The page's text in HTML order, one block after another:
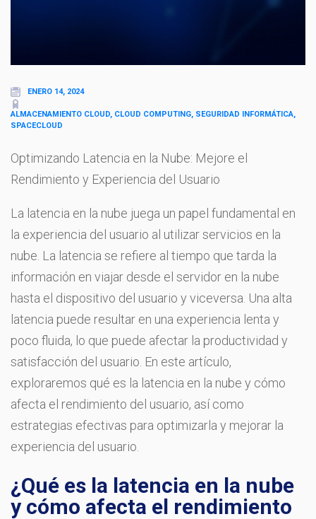
ENERO 14, 2024
ALMACENAMIENTO CLOUD, CLOUD COMPUTING, SEGURIDAD INFORMÁTICA,
SPACECLOUD
Optimizando Latencia en la Nube: Mejore el
Rendimiento y Experiencia del Usuario
La latencia en la nube juega un papel fundamental en
la experiencia del usuario al utilizar servicios en la
nube. La latencia se refiere al tiempo que tarda la
información en viajar desde el servidor en la nube
hasta el dispositivo del usuario y viceversa. Una alta
latencia puede resultar en una experiencia lenta y
poco fluida, lo que puede afectar la productividad y
satisfacción del usuario. En este artículo,
exploraremos qué es la latencia en la nube y cómo
afecta el rendimiento del usuario, así como
estrategias efectivas para optimizarla y mejorar la
experiencia del usuario.
¿Qué es la latencia en la nube
y cómo afecta el rendimiento